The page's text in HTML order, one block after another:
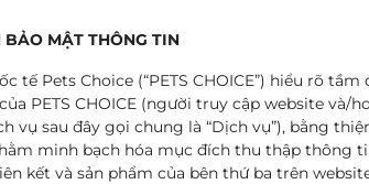
BẢO MẬT THÔNG TIN
tế Pets Choice (“PETS CHOICE”) hiểu rõ
PETS CHOICE (người truy cập website và/
vụ sau đây gọi chung là “Dịch vụ”), bằng
minh bạch hóa mục đích thu thập thông
kết và sản phẩm của bên thứ ba trên